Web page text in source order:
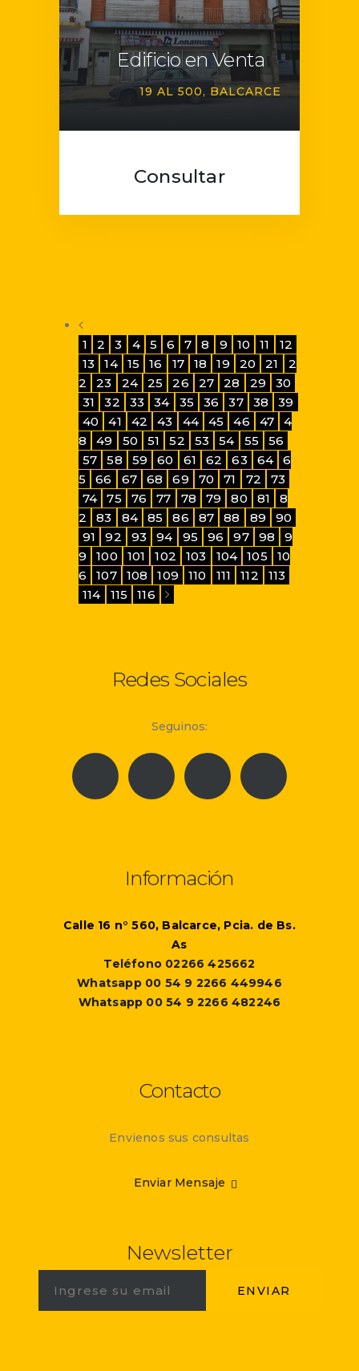
Edificio en Venta
19 AL 500 BALCARCE
Consultar
1 2 3 4 5 6 7 8 9 10 11
12
13
14 15 16 17 18 19 20 21
2
2
23 24 25 26 27 28 29
30
31
32 33 34 35 36 37 38
39
40
41 42 43 44 45 46 47
4
8
49 50 51 52 53 54 55
56
57
58 59 60 61 62 63 64
6
5
66 67 68 69 70 71 72
73
74
75 76 77 78 79 80 81
8
2
83 84 85 86 87 88 89
90
91
92 93 94 95 96 97 98
9
9
100 101 102 103 104 105
10
6
107 108 109 110 111 112
113
114
115 116
Redes Sociales
Seguinos:
Información
Calle 16 n° 560, Balcarce, Pcia. de Bs.
As
Teléfono 02266 425662
Whatsapp 00 54 9 2266 449946
Whatsapp 00 54 9 2266 482246
Contacto
Envienos sus consultas
Enviar Mensaje
Newsletter